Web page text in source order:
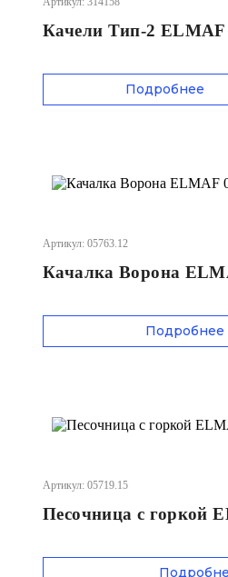
Качели Тип-2 ELMAF
Подробнее
Артикул: 05763.12
Качалка Ворона
Подробнее
Артикул: 05719.15
Песочница с горкой